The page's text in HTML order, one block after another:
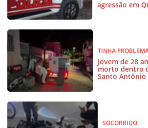
agressão em
TINHA
Jovem de 28
morto dentro
Santo Antônio
SOCORRIDO